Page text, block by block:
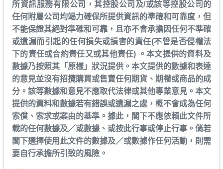
所資訊服務有限公司，其控股公司及/或該等控股公司的
任何附屬公司均竭力確保所提供資訊的準確和可靠度，但
不能保證其絕對準確和可靠，且亦不會承擔因任何不準確
或遺漏而引起的任何損失或損害的責任(不管是否侵權法
下的責任或合約責任又或其他責任) 。本文提供的資料及
數據乃按照其「原樣」狀況提供。本文提供的數據和表達
的意見並沒有招攬購買或售賣任何期貨、期權或商品的成
分。該等數據和意見不應取代法律或其他專業意見。本文
提供的資料和數據若有錯誤或遺漏之處，概不會成為任何
索償、索求或案由的基準。據此，閣下不應依賴此文件所
載的任何數據及／或數據、或按此行事或停止行事。倘若
閣下選擇使用此文件的數據及／或數據作任何活動，則需
要自行承擔所引致的風險。